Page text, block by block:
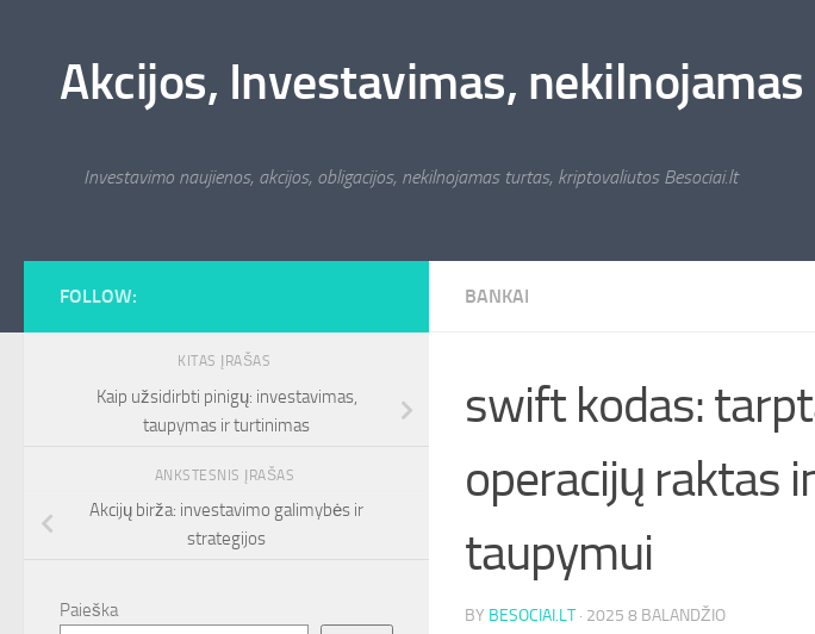
Akcijos, Investavimas,
Investavimo naujienos, akcijos, obligacijos, nekilnojamas turtas, kriptovaliutos Besociai.lt
BANKAI
swift kodas:
operacijų raktas
taupymui
BY BESOCIAI.LT · 2025 8 BALANDŽIO
FOLLOW:
KITAS ĮRAŠAS
Kaip užsidirbti pinigų: investavimas,
taupymas ir turtinimas
ANKSTESNIS ĮRAŠAS
Akcijų birža: investavimo galimybės ir
strategijos
Paieška